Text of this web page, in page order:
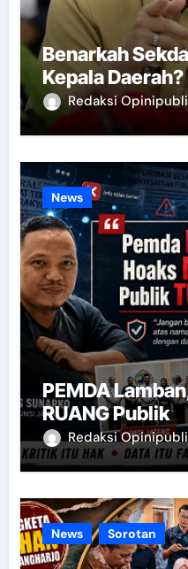
Benarkah
Kepala Daerah?
Redaksi
News
PEMDA
RUANG Publik
Redaksi
News Sorotan